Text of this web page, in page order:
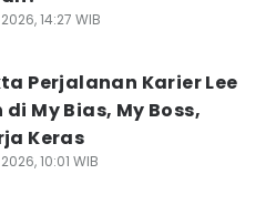
14:27 WIB
Perjalanan Karier Lee
di My Bias, My Boss,
Keras
10:01 WIB